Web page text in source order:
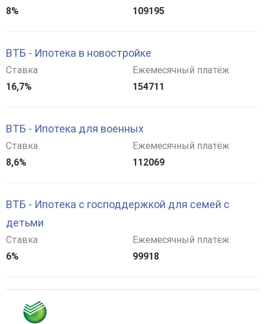
8%
109195
ВТБ - Ипотека в новостройке
Ставка
16,7%
Ежемесячный платёж
154711
ВТБ - Ипотека для военных
Ставка
8,6%
Ежемесячный платёж
112069
ВТБ - Ипотека с господдержкой для семей с
детьми
Ставка
6%
Ежемесячный платёж
99918